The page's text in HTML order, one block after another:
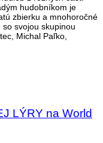
hudobníkom je
zbierku a mnohoročné
svojou skupinou
Michal Paľko,
LÝRY na World